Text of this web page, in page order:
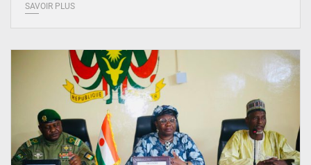
SAVOIR PLUS